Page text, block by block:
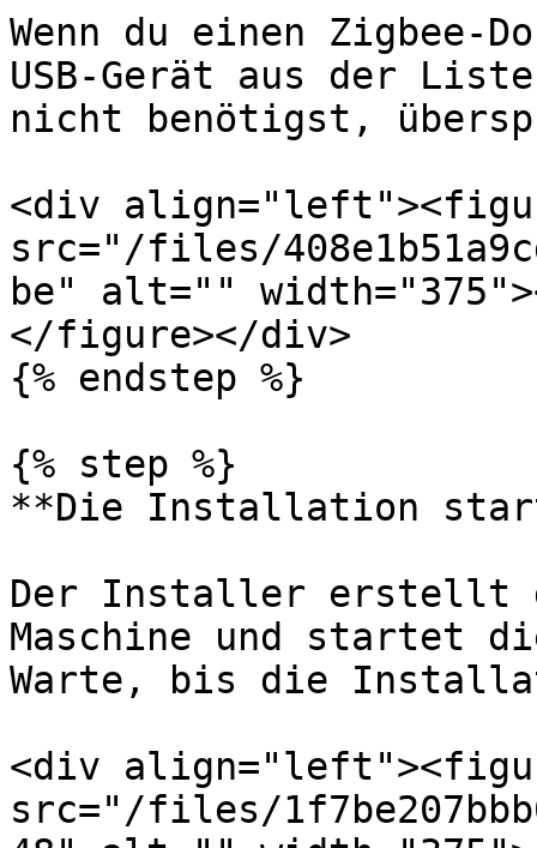
Wenn du einen Zigbee-
USB-Gerät aus der
nicht benötigst,
<div
src="/files/
be" alt=""
</figure></div>
{% endstep %}
{% step %}
**Die Installation
Der Installer erstellt
Maschine und startet
Warte, bis die
<div
src="/files/